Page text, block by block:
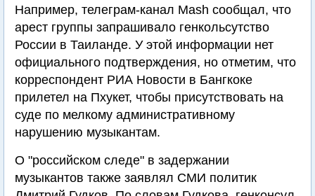
Например, телеграм-канал Mash сообщал, что
арест группы запрашивало генкольсутство
России в Таиланде. У этой информации нет
официального подтверждения, но отметим, что
корреспондент РИА Новости в Бангкоке
прилетел на Пхукет, чтобы присутствовать на
суде по мелкому административному
нарушению музыкантам.
О "российском следе" в задержании
музыкантов также заявлял СМИ политик